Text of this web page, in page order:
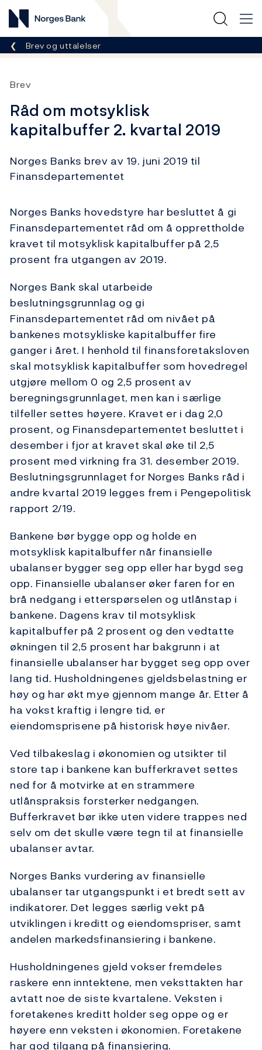
Norges Bank
Her er du nå:
Brev og uttalelser
Brev
Råd om motsyklisk
kapitalbuffer 2. kvartal 2019
Norges Banks brev av 19. juni 2019 til
Finansdepartementet
Norges Banks hovedstyre har besluttet å gi
Finansdepartementet råd om å opprettholde
kravet til motsyklisk kapitalbuffer på 2,5
prosent fra utgangen av 2019.
Norges Bank skal utarbeide
beslutningsgrunnlag og gi
Finansdepartementet råd om nivået på
bankenes motsykliske kapitalbuffer fire
ganger i året. I henhold til finansforetaksloven
skal motsyklisk kapitalbuffer som hovedregel
utgjøre mellom 0 og 2,5 prosent av
beregningsgrunnlaget, men kan i særlige
tilfeller settes høyere. Kravet er i dag 2,0
prosent, og Finansdepartementet besluttet i
desember i fjor at kravet skal øke til 2,5
prosent med virkning fra 31. desember 2019.
Beslutningsgrunnlaget for Norges Banks råd i
andre kvartal 2019 legges frem i Pengepolitisk
rapport 2/19.
Bankene bør bygge opp og holde en
motsyklisk kapitalbuffer når finansielle
ubalanser bygger seg opp eller har bygd seg
opp. Finansielle ubalanser øker faren for en
brå nedgang i etterspørselen og utlånstap i
bankene. Dagens krav til motsyklisk
kapitalbuffer på 2 prosent og den vedtatte
økningen til 2,5 prosent har bakgrunn i at
finansielle ubalanser har bygget seg opp over
lang tid. Husholdningenes gjeldsbelastning er
høy og har økt mye gjennom mange år. Etter å
ha vokst kraftig i lengre tid, er
eiendomsprisene på historisk høye nivåer.
Ved tilbakeslag i økonomien og utsikter til
store tap i bankene kan bufferkravet settes
ned for å motvirke at en strammere
utlånspraksis forsterker nedgangen.
Bufferkravet bør ikke uten videre trappes ned
selv om det skulle være tegn til at finansielle
ubalanser avtar.
Norges Banks vurdering av finansielle
ubalanser tar utgangspunkt i et bredt sett av
indikatorer. Det legges særlig vekt på
utviklingen i kreditt og eiendomspriser, samt
andelen markedsfinansiering i bankene.
Husholdningenes gjeld vokser fremdeles
raskere enn inntektene, men veksttakten har
avtatt noe de siste kvartalene. Veksten i
foretakenes kreditt holder seg oppe og er
høyere enn veksten i økonomien. Foretakene
har god tilgang på finansiering.